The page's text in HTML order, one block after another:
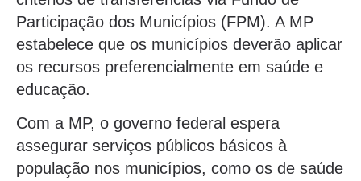
Participação dos Municípios (FPM). A MP
estabelece que os municípios deverão aplicar
os recursos preferencialmente em saúde e
educação.
Com a MP, o governo federal espera
assegurar serviços públicos básicos à
população nos municípios, como os de saúde